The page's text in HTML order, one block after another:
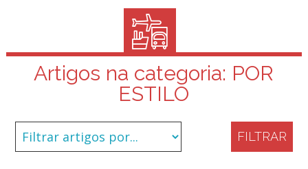
Artigos na categoria: POR
ESTILO
FILTRAR